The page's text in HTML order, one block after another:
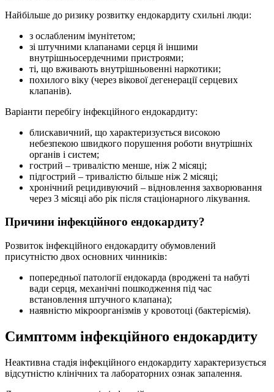
Найбільше до ризику розвитку ендокардиту схильні люди:
з ослабленим імунітетом;
зі штучними клапанами серця й іншими
внутрішньосердечними пристроями;
ті, що вживають внутрішньовенні наркотики;
похилого віку (через вікової дегенерації серцевих
клапанів).
Варіанти перебігу інфекційного ендокардиту:
блискавичний, що характеризується високою
небезпекою швидкого порушення роботи внутрішніх
органів і систем;
гострий – тривалістю менше, ніж 2 місяці;
підгострий – тривалістю більше ніж 2 місяці;
хронічний рецидивуючий – відновлення захворювання
через 3 місяці або рік після стаціонарного лікування.
Причини інфекційного ендокардиту?
Розвиток інфекційного ендокардиту обумовлений
присутністю двох основних чинників:
попередньої патології ендокарда (вроджені та набуті
вади серця, механічні пошкодження під час
встановлення штучного клапана);
наявністю мікроорганізмів у кровотоці (бактеріємія).
Симптомм інфекційного ендокардиту
Неактивна стадія інфекційного ендокардиту характеризується
відсутністю клінічних та лабораторних ознак запалення.